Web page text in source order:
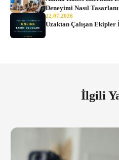
Deneyimi Nasıl
22.07.2026
Uzaktan Çalışan Ekipler
İlgili